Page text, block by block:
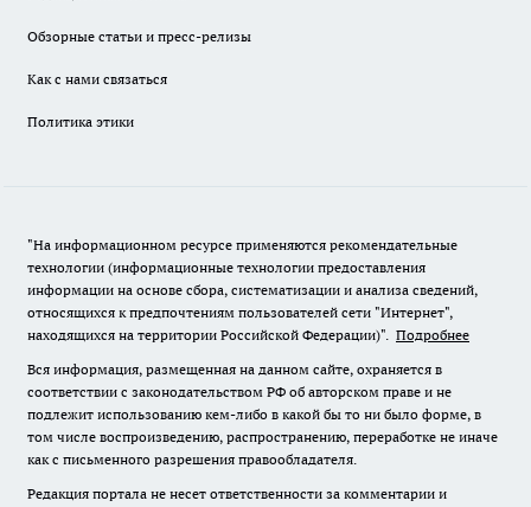
Обзорные статьи и пресс-релизы
Как с нами связаться
Политика этики
"На информационном ресурсе применяются рекомендательные
технологии (информационные технологии предоставления
информации на основе сбора, систематизации и анализа сведений,
относящихся к предпочтениям пользователей сети "Интернет",
находящихся на территории Российской Федерации)". Подробнее
Вся информация, размещенная на данном сайте, охраняется в
соответствии с законодательством РФ об авторском праве и не
подлежит использованию кем-либо в какой бы то ни было форме, в
том числе воспроизведению, распространению, переработке не иначе
как с письменного разрешения правообладателя.
Редакция портала не несет ответственности за комментарии и